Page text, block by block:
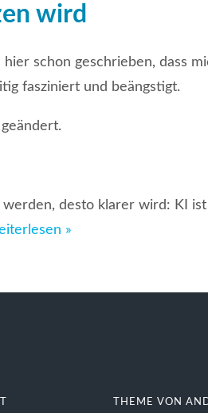
wird
schon geschrieben, dass
fasziniert und beängstigt.
desto klarer wird: KI
»“KI
THEME VON